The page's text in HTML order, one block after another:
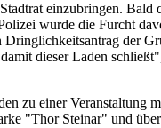
einzubringen.
wurde die Furcht
der
dieser Laden
einer Veranstaltung
"Thor Steinar" und